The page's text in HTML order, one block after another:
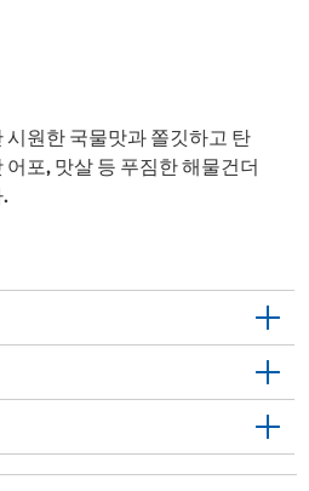
시원한 국물맛과 쫄깃하고 탄
포, 맛살 등 푸짐한 해물건더